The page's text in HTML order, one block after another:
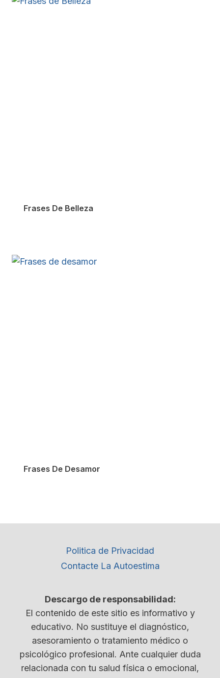
Frases De Belleza
Frases De Desamor
Politica de Privacidad
Contacte La Autoestima
Descargo de responsabilidad:
El contenido de este sitio es informativo y
educativo. No sustituye el diagnóstico,
asesoramiento o tratamiento médico o
psicológico profesional. Ante cualquier duda
relacionada con tu salud física o emocional,